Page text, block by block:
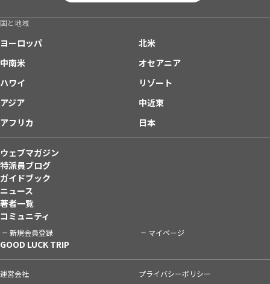
国と地域
ヨーロッパ
北米
中南米
オセアニア
ハワイ
リゾート
アジア
中近東
アフリカ
日本
ウェブマガジン
特派員ブログ
ガイドブック
ニュース
著者一覧
コミュニティ
新規会員登録 マイページ
GOOD LUCK TRIP
運営会社 プライバシーポリシー